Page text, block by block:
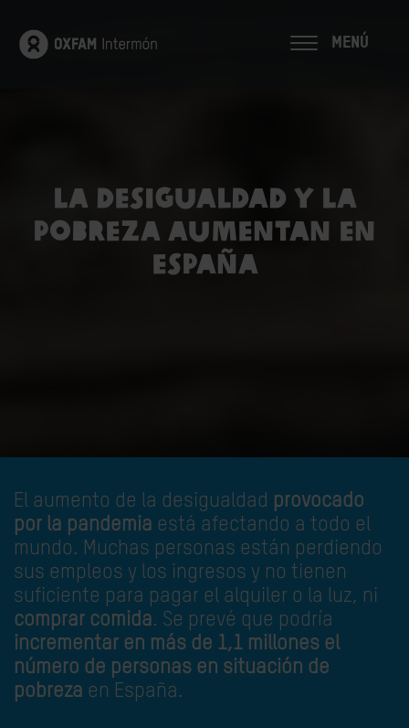
MENÚ
La desigualdad y la
pobreza aumentan en
España
El aumento de la desigualdad provocado
por la pandemia está afectando a todo el
mundo. Muchas personas están perdiendo
sus empleos y los ingresos y no tienen
suficiente para pagar el alquiler o la luz, ni
comprar comida. Se prevé que podría
incrementar en más de 1,1 millones el
número de personas en situación de
pobreza en España.